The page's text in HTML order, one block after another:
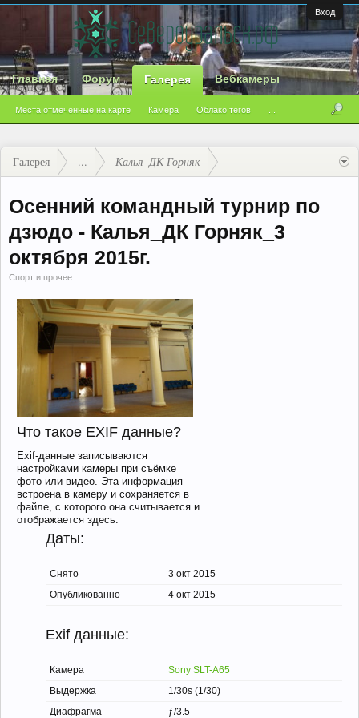
Вход
Главная Форум Галерея
Места отмеченные на карте Камера Облако тегов
Вебкамеры
Галерея ... Калья_ДК Горняк
Осенний командный турнир по
дзюдо - Калья_ДК Горняк_3
октября 2015г.
Спорт и прочее
Что такое EXIF данные?
Exif-данные записываются
настройками камеры при съёмке
фото или видео. Эта информация
встроена в камеру и сохраняется в
файле, с которого она считывается и
отображается здесь.
Даты:
Снято
3 окт 2015
Опубликованно
4 окт 2015
Exif данные:
Камера
Sony SLT-A65
Выдержка
1/30s (1/30)
Диафрагма
ƒ/3.5